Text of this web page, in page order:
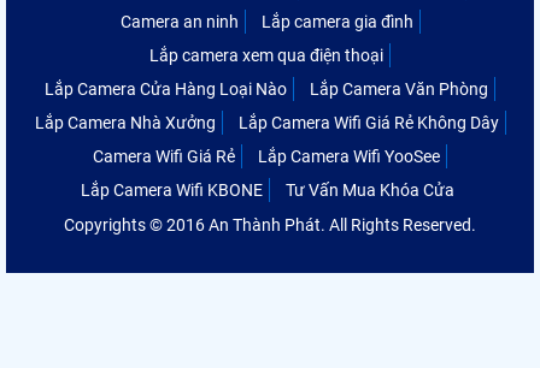
Camera an ninh
Lắp camera gia đình
Lắp camera xem qua điện thoại
Lắp Camera Cửa Hàng Loại Nào
Lắp Camera Văn Phòng
Lắp Camera Nhà Xưởng
Lắp Camera Wifi Giá Rẻ Không Dây
Camera Wifi Giá Rẻ
Lắp Camera Wifi YooSee
Lắp Camera Wifi KBONE
Tư Vấn Mua Khóa Cửa
Copyrights © 2016 An Thành Phát. All Rights Reserved.